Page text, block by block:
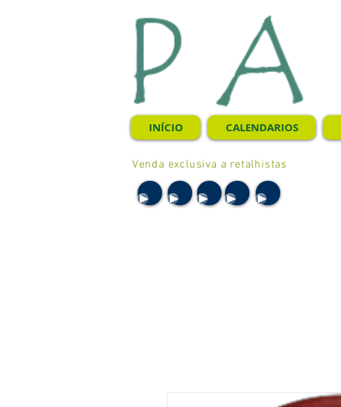
INÍCIO CALENDARIOS
Venda exclusiva a retalhistas